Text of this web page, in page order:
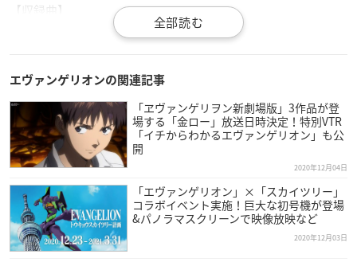
【収録曲】
「One Last Kiss」（映画「シン・エヴァンゲリオン
テーマソング)
「Beautiful World -PLANiTb Acoustica Mix-」(映画「ヱヴァン
ゲリヲン新劇場版：破」テーマソング)
「桜流し」(映画『ヱヴァンゲリヲン新劇場版：Q』テーマソン
グ)
「Fly Me To The Moon (In Other Words) -2007 MIX-」）(映画
「ヱヴァンゲリヲン新劇場版：序」予告編挿入歌)
ほか
エヴァンゲリオンの関連記事
「ヱヴァンゲリヲン新劇場版」3作品が登
場する「金ロー」放送日時決定！特別VTR
「イチからわかるエヴァンゲリオン」も公
開
2020年12月04日
「エヴァンゲリオン」×「スカイツリー」
コラボイベント実施！巨大な初号機が登場
&パノラマスクリーンで映像放映など
2020年12月03日